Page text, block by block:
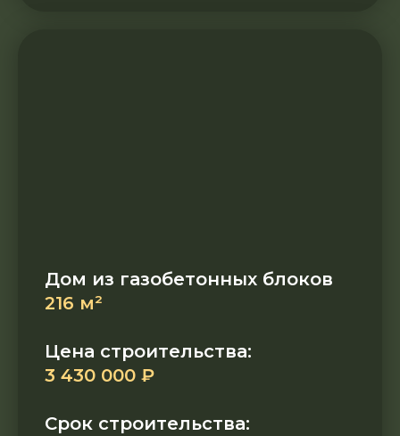
Дом из газобетонных блоков
216 м²
Цена строительства:
3 430 000 ₽
Срок строительства: